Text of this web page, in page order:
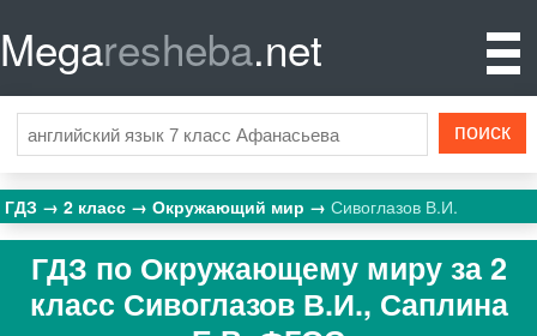
Megaresheba.net
ГДЗ 2 класс Окружающий мир Сивоглазов В.И.
ГДЗ по Окружающему миру за 2
класс Сивоглазов В.И., Саплина